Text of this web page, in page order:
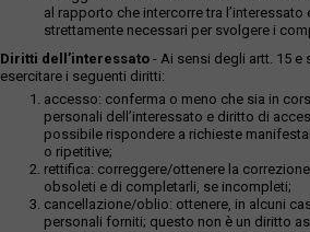
al rapporto che intercorre tra l’interessato
strettamente necessari per svolgere i
Diritti dell’interessato - Ai sensi degli artt. 15 e
esercitare i seguenti diritti:
accesso: conferma o meno che sia in
personali dell’interessato e diritto di
possibile rispondere a richieste
o ripetitive;
rettifica: correggere/ottenere la
obsoleti e di completarli, se incompleti;
cancellazione/oblio: ottenere, in alcuni
personali forniti; questo non è un diritto